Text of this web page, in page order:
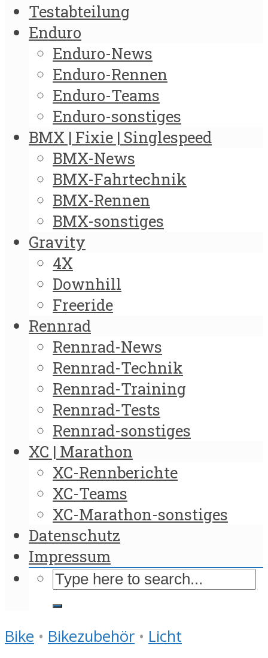
Testabteilung
Enduro
Enduro-News
Enduro-Rennen
Enduro-Teams
Enduro-sonstiges
BMX | Fixie | Singlespeed
BMX-News
BMX-Fahrtechnik
BMX-Rennen
BMX-sonstiges
Gravity
4X
Downhill
Freeride
Rennrad
Rennrad-News
Rennrad-Technik
Rennrad-Training
Rennrad-Tests
Rennrad-sonstiges
XC | Marathon
XC-Rennberichte
XC-Teams
XC-Marathon-sonstiges
Datenschutz
Impressum
Bike • Bikezubehör • Licht